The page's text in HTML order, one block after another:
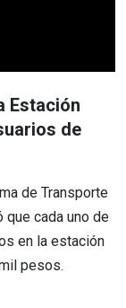
Estación
de
de Transporte
que cada uno de
en la estación
pesos.